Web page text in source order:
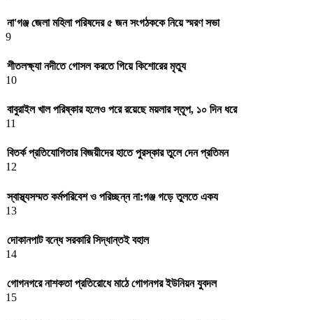
না'গঞ্জ জেলা মহিলা পরিষদের ৫ জন সংগঠককে নিয়ে স্মরণ সভা
9
শীতলক্ষ্যা নদীতে গোসল করতে গিয়ে কিশোরের মৃত্যু
10
বাবুরাইল খাল পরিষ্কার হলেও পরে রয়েছে ময়লার স্তূপ, ১০ দিন ধরে
11
বিতর্ক প্রতিযোগিতার বিজয়ীদের হাতে পুরস্কার তুলে দেন প্রতিমন
12
স্বাস্থ্যসম্মত কর্মপরিবেশ ও পরিচ্ছন্ন না:গঞ্জ গড়ে তুলতে একয
13
দোকানপাট বন্ধে সরকারি সিদ্ধান্তই বহাল
14
গোগনগরে নাশকতা প্রতিরোধে মাঠে গোগনগর ইউনিয়ন যুবদল
15